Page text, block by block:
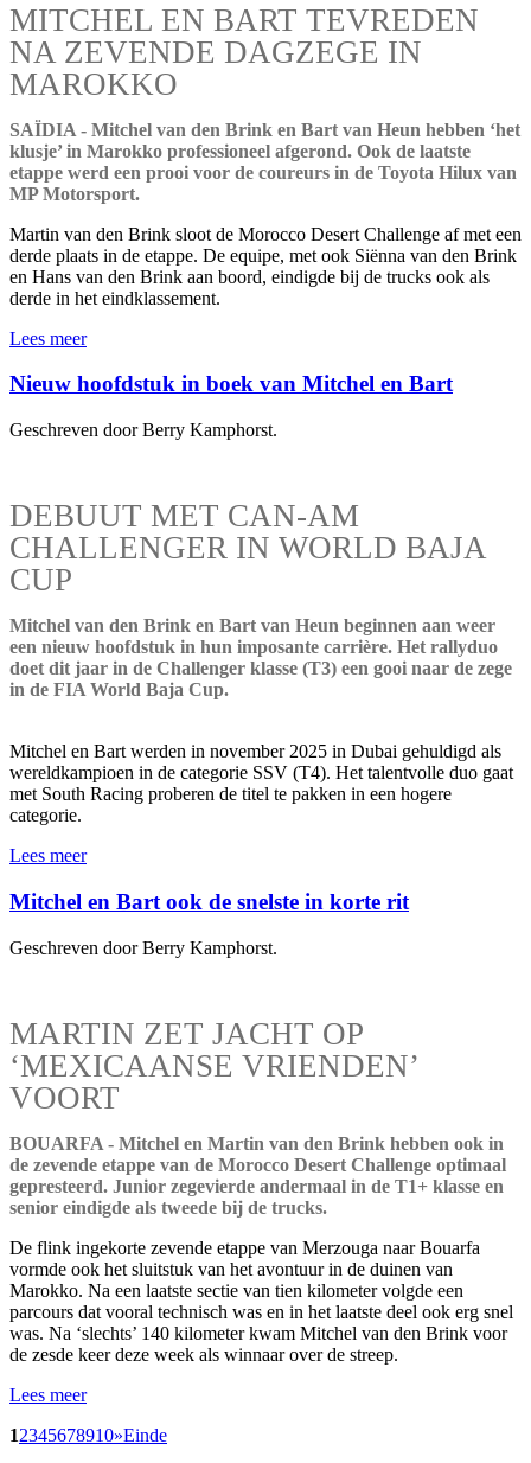
MITCHEL EN BART TEVREDEN
NA ZEVENDE DAGZEGE IN
MAROKKO
SAÏDIA - Mitchel van den Brink en Bart van Heun hebben ‘het
klusje’ in Marokko professioneel afgerond. Ook de laatste
etappe werd een prooi voor de coureurs in de Toyota Hilux van
MP Motorsport.
Martin van den Brink sloot de Morocco Desert Challenge af met een
derde plaats in de etappe. De equipe, met ook Siënna van den Brink
en Hans van den Brink aan boord, eindigde bij de trucks ook als
derde in het eindklassement.
Lees meer
Nieuw hoofdstuk in boek van Mitchel en Bart
Geschreven door Berry Kamphorst.
DEBUUT MET CAN-AM
CHALLENGER IN WORLD BAJA
CUP
Mitchel van den Brink en Bart van Heun beginnen aan weer
een nieuw hoofdstuk in hun imposante carrière. Het rallyduo
doet dit jaar in de Challenger klasse (T3) een gooi naar de zege
in de FIA World Baja Cup.
Mitchel en Bart werden in november 2025 in Dubai gehuldigd als
wereldkampioen in de categorie SSV (T4). Het talentvolle duo gaat
met South Racing proberen de titel te pakken in een hogere
categorie.
Lees meer
Mitchel en Bart ook de snelste in korte rit
Geschreven door Berry Kamphorst.
MARTIN ZET JACHT OP
‘MEXICAANSE VRIENDEN’
VOORT
BOUARFA - Mitchel en Martin van den Brink hebben ook in
de zevende etappe van de Morocco Desert Challenge optimaal
gepresteerd. Junior zegevierde andermaal in de T1+ klasse en
senior eindigde als tweede bij de trucks.
De flink ingekorte zevende etappe van Merzouga naar Bouarfa
vormde ook het sluitstuk van het avontuur in de duinen van
Marokko. Na een laatste sectie van tien kilometer volgde een
parcours dat vooral technisch was en in het laatste deel ook erg snel
was. Na ‘slechts’ 140 kilometer kwam Mitchel van den Brink voor
de zesde keer deze week als winnaar over de streep.
Lees meer
12345678910»Einde